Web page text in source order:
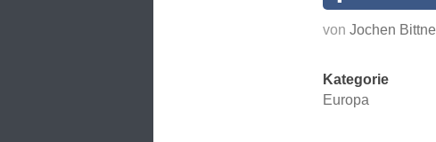
von Jochen
Kategorie
Europa